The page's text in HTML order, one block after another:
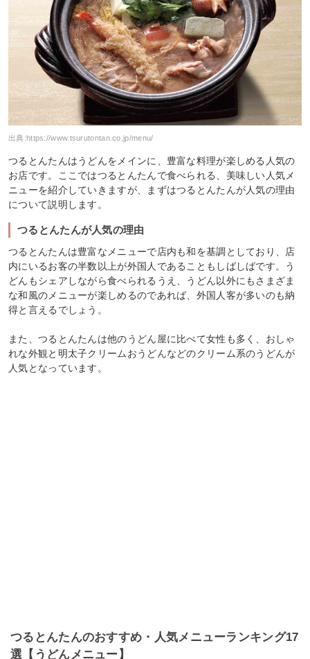
出典:https://www.tsurutontan.co.jp/menu/
つるとんたんはうどんをメインに、豊富な料理が楽しめる人気の
お店です。ここではつるとんたんで食べられる、美味しい人気メ
ニューを紹介していきますが、まずはつるとんたんが人気の理由
について説明します。
つるとんたんが人気の理由
つるとんたんは豊富なメニューで店内も和を基調としており、店
内にいるお客の半数以上が外国人であることもしばしばです。う
どんもシェアしながら食べられるうえ、うどん以外にもさまざま
な和風のメニューが楽しめるのであれば、外国人客が多いのも納
得と言えるでしょう。
また、つるとんたんは他のうどん屋に比べて女性も多く、おしゃ
れな外観と明太子クリームおうどんなどのクリーム系のうどんが
人気となっています。
つるとんたんのおすすめ・人気メニューランキング17
選【うどんメニュー】